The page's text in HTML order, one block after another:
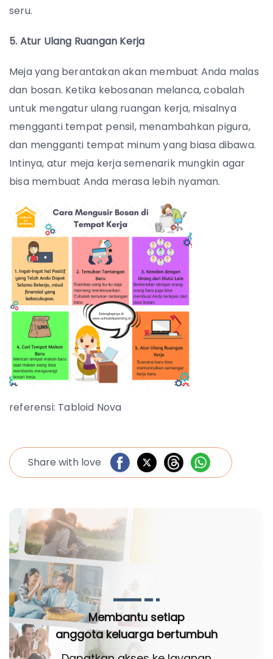
seru.
5. Atur Ulang Ruangan Kerja
Meja yang berantakan akan membuat Anda malas
dan bosan. Ketika kebosanan melanca, cobalah
untuk mengatur ulang ruangan kerja, misalnya
mengganti tempat pensil, menambahkan pigura,
dan mengganti tempat minum yang biasa dibawa.
Intinya, atur meja kerja semenarik mungkin agar
bisa membuat Anda merasa lebih nyaman.
referensi: Tabloid Nova
Share with love
Membantu setiap
anggota keluarga bertumbuh